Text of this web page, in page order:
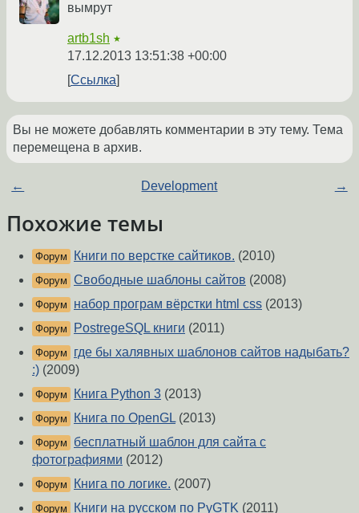
вымрут
artb1sh ★
17.12.2013 13:51:38 +00:00
Ссылка
Вы не можете добавлять комментарии в эту тему. Тема
перемещена в архив.
← Development →
Похожие темы
Форум Книги по верстке сайтиков. (2010)
Форум Свободные шаблоны сайтов (2008)
Форум набор програм вёрстки html css (2013)
Форум PostregeSQL книги (2011)
Форум
где бы халявных шаблонов сайтов надыбать?
:) (2009)
Форум Книга Python 3 (2013)
Форум Книга по OpenGL (2013)
Форум
бесплатный шаблон для сайта с
фотографиями (2012)
Форум Книга по логике. (2007)
Форум Книги на русском по PyGTK (2011)